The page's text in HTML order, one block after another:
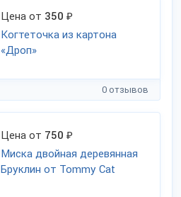
Цена от 350 ₽
Когтеточка из картона
«Дроп»
0 отзывов
Цена от 750 ₽
Миска двойная деревянная
Бруклин от Tommy Cat